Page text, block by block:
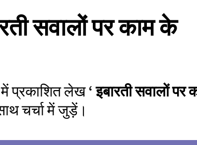
सवालों पर काम के
प्रकाशित लेख‘इबारती सवालों
चर्चा में जुड़ें।